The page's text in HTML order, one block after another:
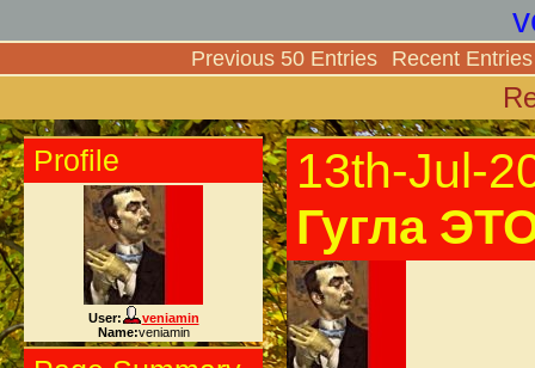
Previous 50 Entries Recent Entries
Profile
User:
veniamin
Name:veniamin
13th-Jul-
Гугла